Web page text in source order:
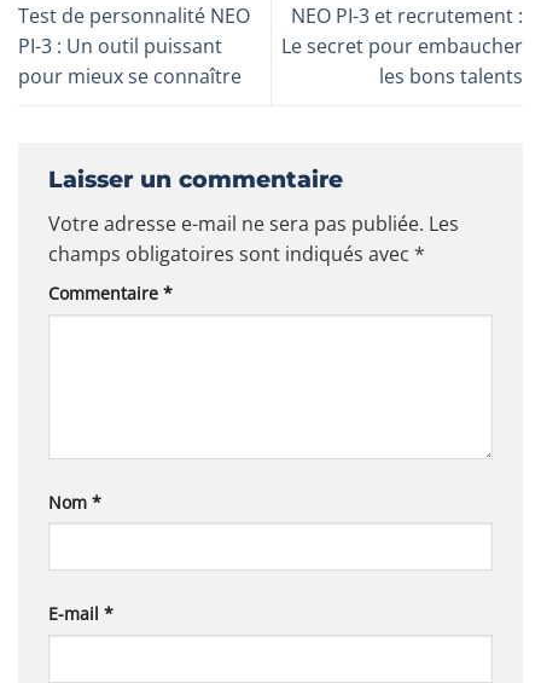
Test de personnalité NEO
PI-3 : Un outil puissant
pour mieux se connaître
NEO PI-3 et recrutement :
Le secret pour embaucher
les bons talents
Laisser un commentaire
Votre adresse e-mail ne sera pas publiée. Les
champs obligatoires sont indiqués avec *
Commentaire *
Nom *
E-mail *